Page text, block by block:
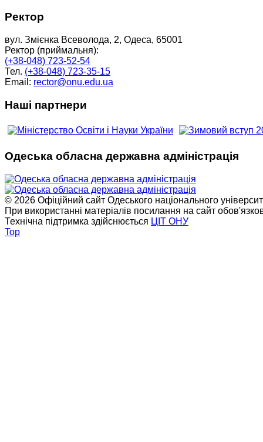
Ректор
вул. Змієнка Всеволода, 2, Одеса, 65001
Ректор (приймальня):
(+38-048) 723-52-54
Тел. (+38-048) 723-35-15
Email: rector@onu.edu.ua
Наші партнери
Одеська обласна державна адміністрація
© 2026 Офіційний сайт Одеського національного
При використанні матеріалів посилання на сайт
Технічна підтримка здійснюється ЦІТ ОНУ
Top